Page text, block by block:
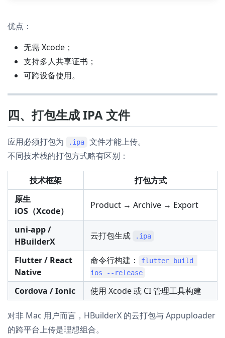
优点：
无需 Xcode；
支持多人共享证书；
可跨设备使用。
四、打包生成 IPA 文件
应用必须打包为 .ipa
文件才能上传。
不同技术栈的打包方式略有区别：
技术框架
打包方式
原生
iOS（Xcode）
Product → Archive → Export
uni-app /
HBuilderX
云打包生成 .ipa
Flutter / React
Native
命令行构建：
flutter build
ios --release
Cordova / Ionic 使用 Xcode 或 CI 管理工具构建
对非 Mac 用户而言，HBuilderX 的云打包与 Appuploader
的跨平台上传是理想组合。